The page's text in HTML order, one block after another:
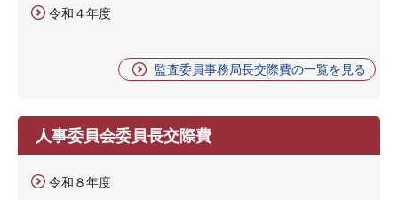
令和４年度
監査委員事務局長交際費の一覧を見る
人事委員会委員長交際費
令和８年度